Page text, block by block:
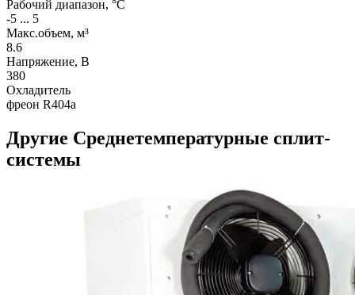
Рабочий диапазон, °C
-5 ... 5
Макс.объем, м³
8.6
Напряжение, В
380
Охладитель
фреон R404a
Другие Среднетемпературные сплит-
системы